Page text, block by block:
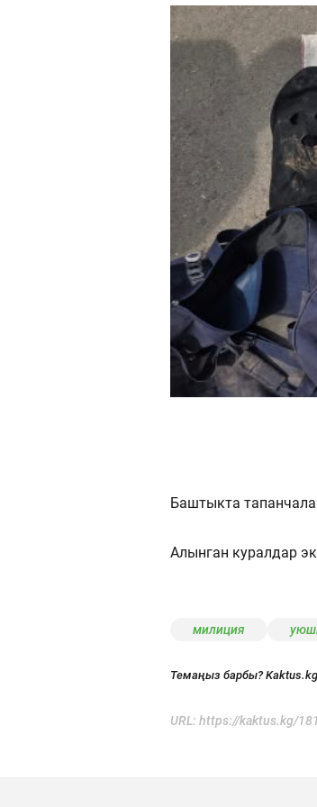
Баштыкта
Алынган куралдар
милиция
Темаңыз барбы?
URL: https://kaktus.kg/